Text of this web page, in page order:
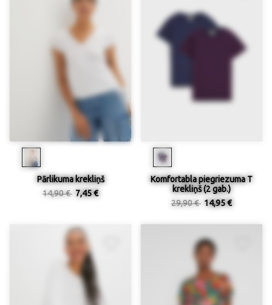
Pārlikuma krekliņš
14,90 € 7,45 €
Komfortabla piegriezuma T
krekliņš (2 gab.)
29,90 € 14,95 €